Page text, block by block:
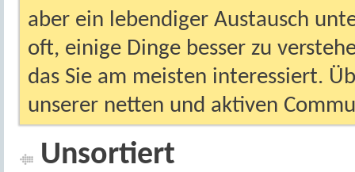
aber ein lebendiger Austausch
oft, einige Dinge besser zu
das Sie am meisten interessiert.
unserer netten und aktiven
Unsortiert